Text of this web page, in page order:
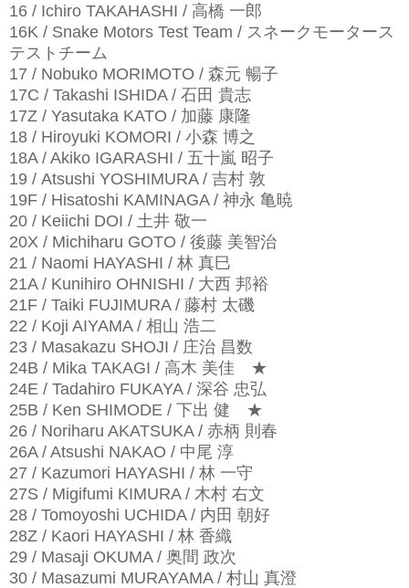
16 / Ichiro TAKAHASHI / 高橋 一郎
16K / Snake Motors Test Team / スネークモータース
テストチーム
17 / Nobuko MORIMOTO / 森元 暢子
17C / Takashi ISHIDA / 石田 貴志
17Z / Yasutaka KATO / 加藤 康隆
18 / Hiroyuki KOMORI / 小森 博之
18A / Akiko IGARASHI / 五十嵐 昭子
19 / Atsushi YOSHIMURA / 吉村 敦
19F / Hisatoshi KAMINAGA / 神永 亀暁
20 / Keiichi DOI / 土井 敬一
20X / Michiharu GOTO / 後藤 美智治
21 / Naomi HAYASHI / 林 真巳
21A / Kunihiro OHNISHI / 大西 邦裕
21F / Taiki FUJIMURA / 藤村 太磯
22 / Koji AIYAMA / 相山 浩二
23 / Masakazu SHOJI / 庄治 昌数
24B / Mika TAKAGI / 高木 美佳 ★
24E / Tadahiro FUKAYA / 深谷 忠弘
25B / Ken SHIMODE / 下出 健 ★
26 / Noriharu AKATSUKA / 赤柄 則春
26A / Atsushi NAKAO / 中尾 淳
27 / Kazumori HAYASHI / 林 一守
27S / Migifumi KIMURA / 木村 右文
28 / Tomoyoshi UCHIDA / 内田 朝好
28Z / Kaori HAYASHI / 林 香織
29 / Masaji OKUMA / 奥間 政次
30 / Masazumi MURAYAMA / 村山 真澄